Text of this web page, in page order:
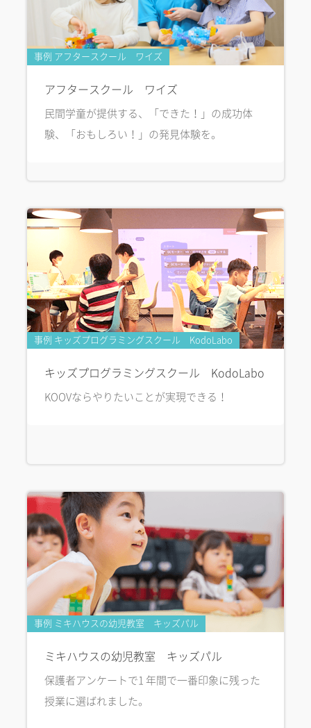
事例 アフタースクール ワイズ
アフタースクール ワイズ
民間学童が提供する、「できた！」の成功体
験、「おもしろい！」の発見体験を。
事例 キッズプログラミングスクール KodoLabo
キッズプログラミングスクール KodoLabo
KOOVならやりたいことが実現できる！
事例 ミキハウスの幼児教室 キッズパル
ミキハウスの幼児教室 キッズパル
保護者アンケートで1 年間で一番印象に残った
授業に選ばれました。